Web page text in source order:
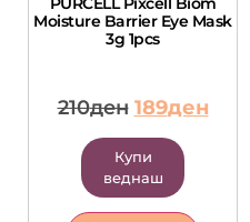
Moisture Barrier Eye Mask
3g 1pcs
210ден 189ден
Купи
веднаш